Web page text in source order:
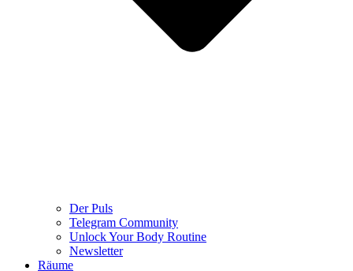
Der Puls
Telegram Community
Unlock Your Body Routine
Newsletter
Räume